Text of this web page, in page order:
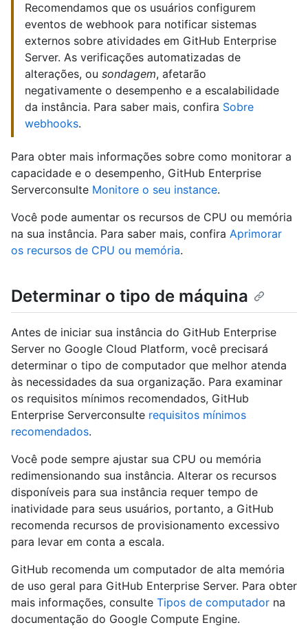
Recomendamos que os usuários configurem
eventos de webhook para notificar sistemas
externos sobre atividades em GitHub Enterprise
Server. As verificações automatizadas de
alterações, ou sondagem, afetarão
negativamente o desempenho e a escalabilidade
da instância. Para saber mais, confira Sobre
webhooks.
Para obter mais informações sobre como monitorar a
capacidade e o desempenho, GitHub Enterprise
Serverconsulte Monitore o seu instance.
Você pode aumentar os recursos de CPU ou memória
na sua instância. Para saber mais, confira Aprimorar
os recursos de CPU ou memória.
Determinar o tipo de máquina
Antes de iniciar sua instância do GitHub Enterprise
Server no Google Cloud Platform, você precisará
determinar o tipo de computador que melhor atenda
às necessidades da sua organização. Para examinar
os requisitos mínimos recomendados, GitHub
Enterprise Serverconsulte requisitos mínimos
recomendados.
Você pode sempre ajustar sua CPU ou memória
redimensionando sua instância. Alterar os recursos
disponíveis para sua instância requer tempo de
inatividade para seus usuários, portanto, a GitHub
recomenda recursos de provisionamento excessivo
para levar em conta a escala.
GitHub recomenda um computador de alta memória
de uso geral para GitHub Enterprise Server. Para obter
mais informações, consulte Tipos de computador na
documentação do Google Compute Engine.